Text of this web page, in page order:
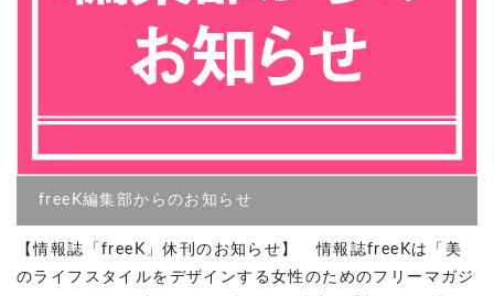
freeK編集部からのお知らせ
【情報誌「freeK」休刊のお知らせ】 情報誌freeKは「美
のライフスタイルをデザインする女性のためのフリーマガジ